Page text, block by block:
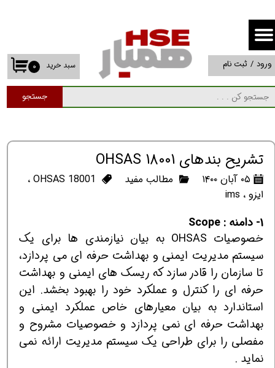
جستجو
۰ سبد خرید ورود / ثبت نام
حساب کاربری من
تغییر گذر واژه
سفارشات
تشریح بندهای OHSAS 18001
۰۵ آبان ۱۴۰۰ مطالب مفید OHSAS 18001،
ایزو، ims
1- دامنه : Scope
خصوصیات OHSAS به بیان نیازمندی ها برای یک
سیستم مدیریت ایمنی و بهداشت حرفه ای می پردازد،
تا سازمان را قادر سازد که ریسک های ایمنی و بهداشت
حرفه ای را کنترل و عملکرد خود را بهبود بخشد. این
استاندارد به بیان معیارهای خاص عملکرد ایمنی و
بهداشت حرفه ای نمی پردازد و خصوصیات مشروح و
مفصلی را برای طراحی یک سیستم مدیریت ارائه نمی
نماید .